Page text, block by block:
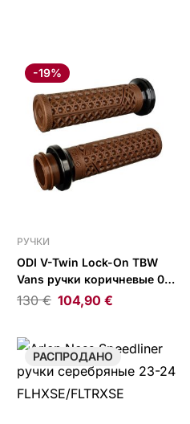
-19%
РУЧКИ
ODI V-Twin Lock-On TBW
Vans ручки коричневые 08-
23 H-D
130€ 104,90 €
РАСПРОДАНО